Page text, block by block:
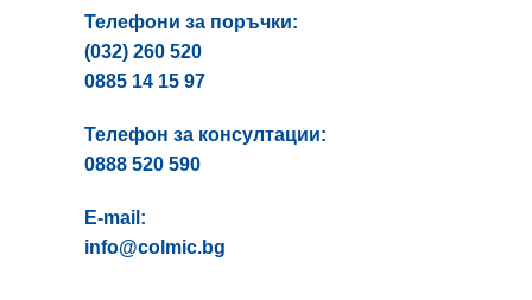
Телефони за поръчки:
(032) 260 520
0885 14 15 97
Телефон за консултации:
0888 520 590
E-mail:
info@colmic.bg